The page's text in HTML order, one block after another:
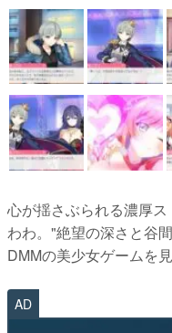
心が揺さぶられる濃厚
わわ。"絶望の深さと谷
DMMの美少女ゲームを
AD